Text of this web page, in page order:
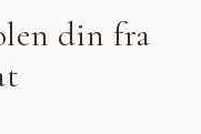
din fra